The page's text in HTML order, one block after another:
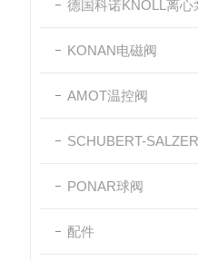
德国科诺KNOLL离心
KONAN电磁阀
AMOT温控阀
SCHUBERT-
PONAR球阀
配件